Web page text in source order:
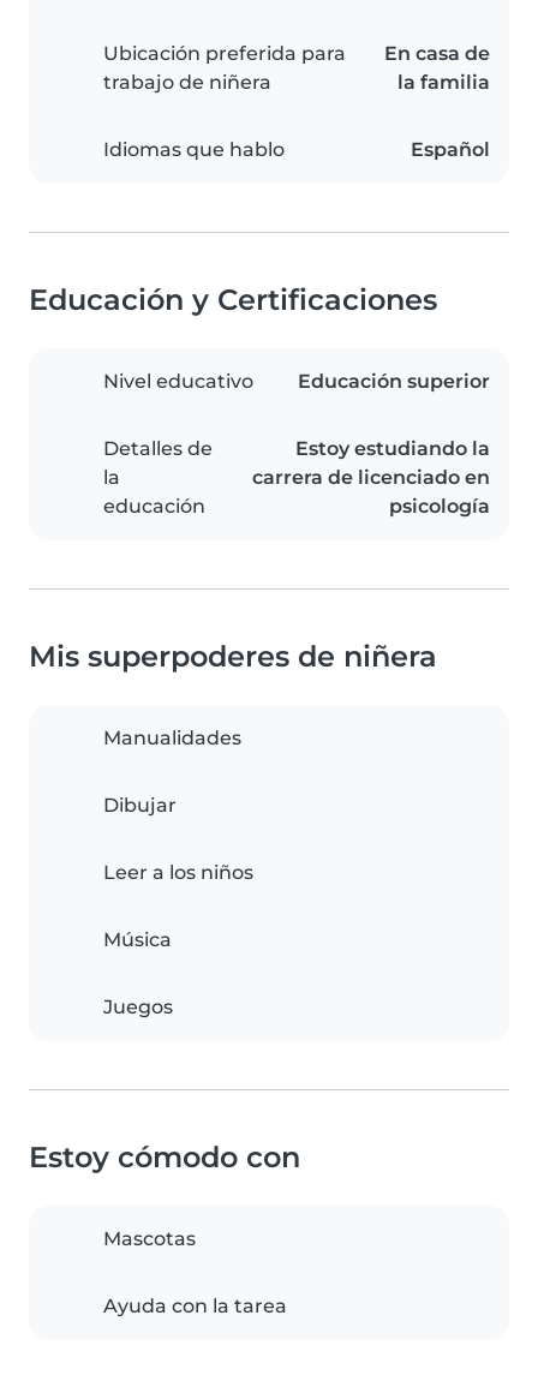
Ubicación preferida para
trabajo de niñera
En casa de
la familia
Idiomas que hablo Español
Educación y Certificaciones
Nivel educativo Educación superior
Detalles de
la
educación
Estoy estudiando la
carrera de licenciado en
psicología
Mis superpoderes de niñera
Manualidades
Dibujar
Leer a los niños
Música
Juegos
Estoy cómodo con
Mascotas
Ayuda con la tarea